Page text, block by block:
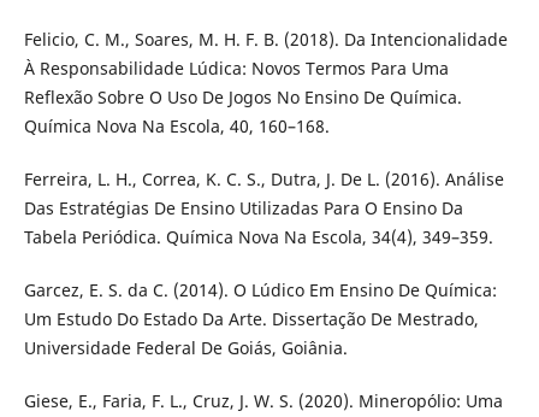
Felicio, C. M., Soares, M. H. F. B. (2018). Da Intencionalidade
À Responsabilidade Lúdica: Novos Termos Para Uma
Reflexão Sobre O Uso De Jogos No Ensino De Química.
Química Nova Na Escola, 40, 160–168.
Ferreira, L. H., Correa, K. C. S., Dutra, J. De L. (2016). Análise
Das Estratégias De Ensino Utilizadas Para O Ensino Da
Tabela Periódica. Química Nova Na Escola, 34(4), 349–359.
Garcez, E. S. da C. (2014). O Lúdico Em Ensino De Química:
Um Estudo Do Estado Da Arte. Dissertação De Mestrado,
Universidade Federal De Goiás, Goiânia.
Giese, E., Faria, F. L., Cruz, J. W. S. (2020). Mineropólio: Uma